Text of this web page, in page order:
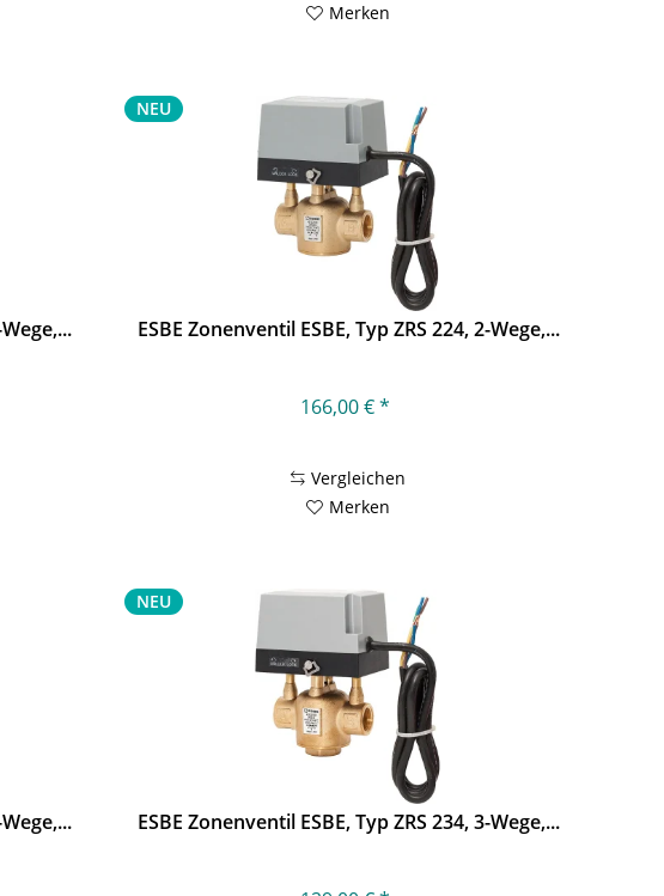
Merken
NEU
ESBE Zonenventil ESBE, Typ ZRS 224, 2-Wege,...
166,00 € *
Vergleichen
Merken
NEU
ESBE Zonenventil ESBE, Typ ZRS 234, 3-Wege,...